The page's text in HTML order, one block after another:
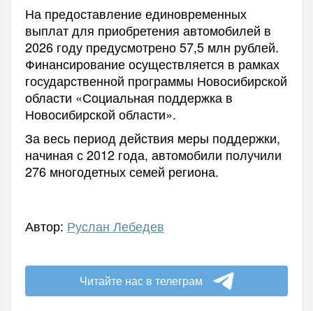
На предоставление единовременных
выплат для приобретения автомобилей в
2026 году предусмотрено 57,5 млн рублей.
Финансирование осуществляется в рамках
государственной программы Новосибирской
области «Социальная поддержка в
Новосибирской области».
За весь период действия меры поддержки,
начиная с 2012 года, автомобили получили
276 многодетных семей региона.
Автор: Руслан Лебедев
Читайте нас в телеграм